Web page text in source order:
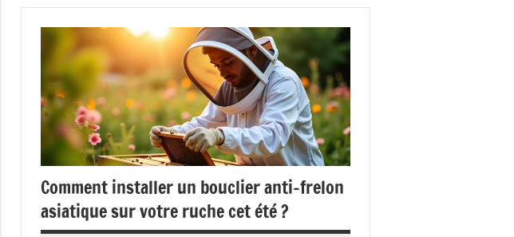
Comment installer un bouclier anti-frelon
asiatique sur votre ruche cet été ?